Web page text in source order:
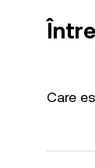
Care